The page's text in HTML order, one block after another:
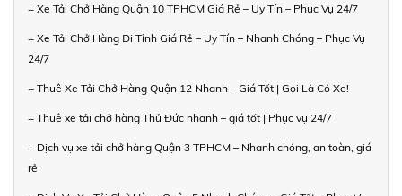
+ Xe Tải Chở Hàng Quận 10 TPHCM Giá Rẻ – Uy Tín – Phục Vụ 24/7
+ Xe Tải Chở Hàng Đi Tỉnh Giá Rẻ – Uy Tín – Nhanh Chóng – Phục Vụ
24/7
+ Thuê Xe Tải Chở Hàng Quận 12 Nhanh – Giá Tốt | Gọi Là Có Xe!
+ Thuê xe tải chở hàng Thủ Đức nhanh – giá tốt | Phục vụ 24/7
+ Dịch vụ xe tải chở hàng Quận 3 TPHCM – Nhanh chóng, an toàn, giá
rẻ